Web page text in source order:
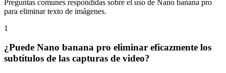
Preguntas comunes respondidas sobre el uso de Nano banana pro
para eliminar texto de imágenes.
1
¿Puede Nano banana pro eliminar eficazmente los
subtítulos de las capturas de video?